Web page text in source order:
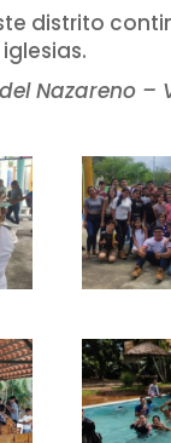
distrito
Nazareno –